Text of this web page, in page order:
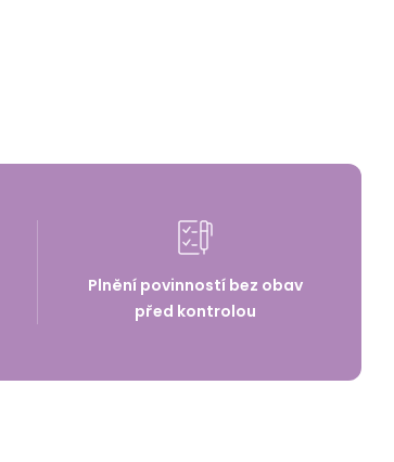
Plnění povinností bez obav
před kontrolou